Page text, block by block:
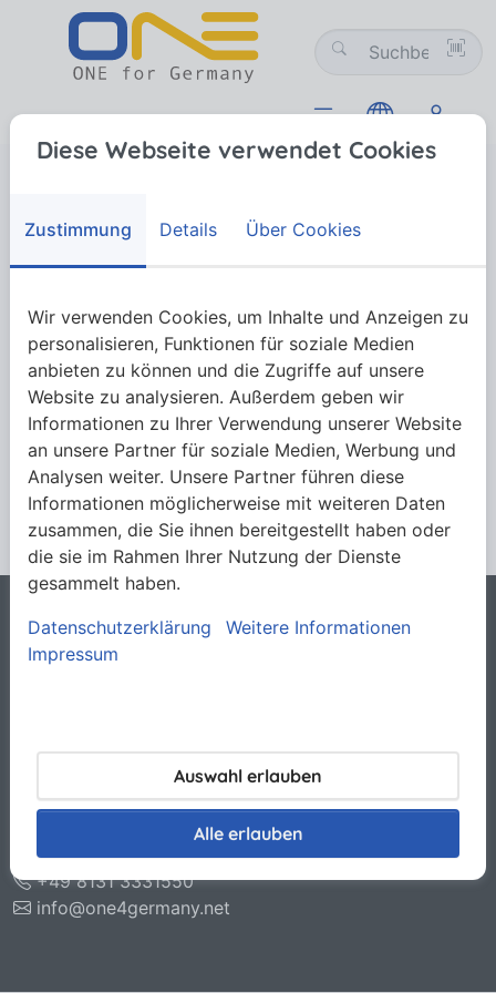
Feste Griffe
Mehr anzeigen
Rechtliches
Allgemeine Verkaufsbedingungen
Impressum
O.N.E. GmbH & Co. KG
85221 Dachau
+49 8131 3331550
info@one4germany.net
Diese Webseite verwendet Cookies
Zustimmung Details Über Cookies
Wir verwenden Cookies, um Inhalte und Anzeigen zu
personalisieren, Funktionen für soziale Medien
anbieten zu können und die Zugriffe auf unsere
Website zu analysieren. Außerdem geben wir
Informationen zu Ihrer Verwendung unserer Website
an unsere Partner für soziale Medien, Werbung und
Analysen weiter. Unsere Partner führen diese
Informationen möglicherweise mit weiteren Daten
zusammen, die Sie ihnen bereitgestellt haben oder
die sie im Rahmen Ihrer Nutzung der Dienste
gesammelt haben.
Datenschutzerklärung
Weitere Informationen
Impressum
Auswahl erlauben
Alle erlauben